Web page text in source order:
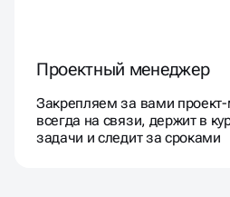
Проектный менеджер
Закрепляем за вами
всегда на связи, держит в
задачи и следит за сроками